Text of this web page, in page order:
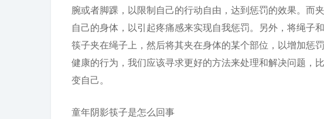
腕或者脚踝，以限制自己的行动自由，达到惩罚的效果。而
自己的身体，以引起疼痛感来实现自我惩罚。另外，将绳子
筷子夹在绳子上，然后将其夹在身体的某个部位，以增加惩
健康的行为，我们应该寻求更好的方法来处理和解决问题，
变自己。
童年阴影筷子是怎么回事